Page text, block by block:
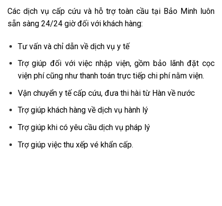
Các dịch vụ cấp cứu và hỗ trợ toàn cầu tại Bảo Minh luôn
sẵn sàng 24/24 giờ đối với khách hàng:
Tư vấn và chỉ dẫn về dịch vụ y tế
Trợ giúp đối với việc nhập viện, gồm bảo lãnh đặt cọc
viện phí cũng như thanh toán trực tiếp chi phí nằm viện.
Vận chuyển y tế cấp cứu, đưa thi hài từ Hàn về nước
Trợ giúp khách hàng về dịch vụ hành lý
Trợ giúp khi có yêu cầu dịch vụ pháp lý
Trợ giúp việc thu xếp vé khẩn cấp.